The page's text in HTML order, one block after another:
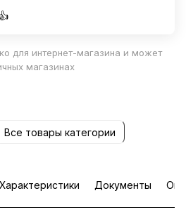
для интернет-магазина и может
магазинах
Все товары категории
Характеристики Документы